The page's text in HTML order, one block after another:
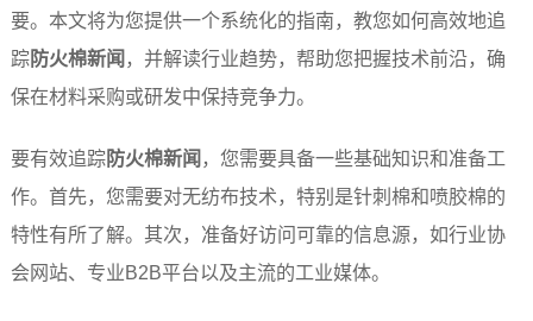
要。本文将为您提供一个系统化的指南，教您如何高效地追
踪防火棉新闻 ，并解读行业趋势，帮助您把握技术前沿，确
保在材料采购或研发中保持竞争力。
要有效追踪防火棉新闻 ，您需要具备一些基础知识和准备工
作。首先，您需要对无纺布技术，特别是针刺棉和喷胶棉的
特性有所了解。其次，准备好访问可靠的信息源，如行业协
会网站、专业B2B平台以及主流的工业媒体。